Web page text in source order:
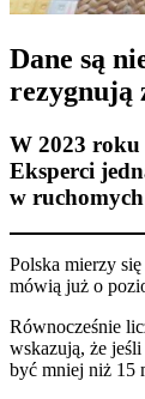
Dane są
rezygnują
W 2023 roku
Eksperci
w ruchomych
Polska mierzy
mówią już o
Równocześnie
wskazują, że
być mniej niż 15